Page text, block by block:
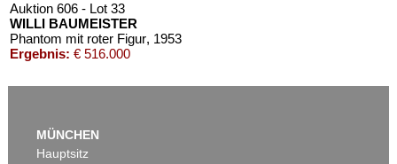
Auktion 606 - Lot 33
WILLI BAUMEISTER
Phantom mit roter Figur, 1953
Ergebnis: € 516.000
MÜNCHEN
Hauptsitz